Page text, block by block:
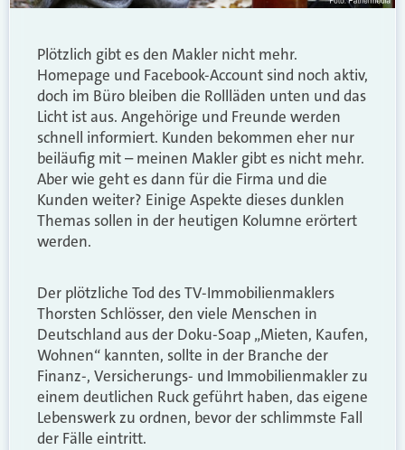
Plötzlich gibt es den Makler nicht mehr.
Homepage und Facebook-Account sind noch aktiv,
doch im Büro bleiben die Rollläden unten und das
Licht ist aus. Angehörige und Freunde werden
schnell informiert. Kunden bekommen eher nur
beiläufig mit – meinen Makler gibt es nicht mehr.
Aber wie geht es dann für die Firma und die
Kunden weiter? Einige Aspekte dieses dunklen
Themas sollen in der heutigen Kolumne erörtert
werden.
Der plötzliche Tod des TV-Immobilienmaklers
Thorsten Schlösser, den viele Menschen in
Deutschland aus der Doku-Soap „Mieten, Kaufen,
Wohnen“ kannten, sollte in der Branche der
Finanz-, Versicherungs- und Immobilienmakler zu
einem deutlichen Ruck geführt haben, das eigene
Lebenswerk zu ordnen, bevor der schlimmste Fall
der Fälle eintritt.